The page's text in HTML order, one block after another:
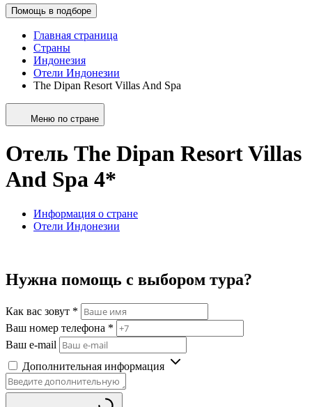
Помощь в подборе
Главная страница
Страны
Индонезия
Отели Индонезии
The Dipan Resort Villas And Spa
Меню по стране
Отель The Dipan Resort Villas
And Spa 4*
Информация о стране
Отели Индонезии
Нужна помощь с выбором тура?
Как вас зовут *
Ваш номер телефона *
Ваш e-mail
Дополнительная информация